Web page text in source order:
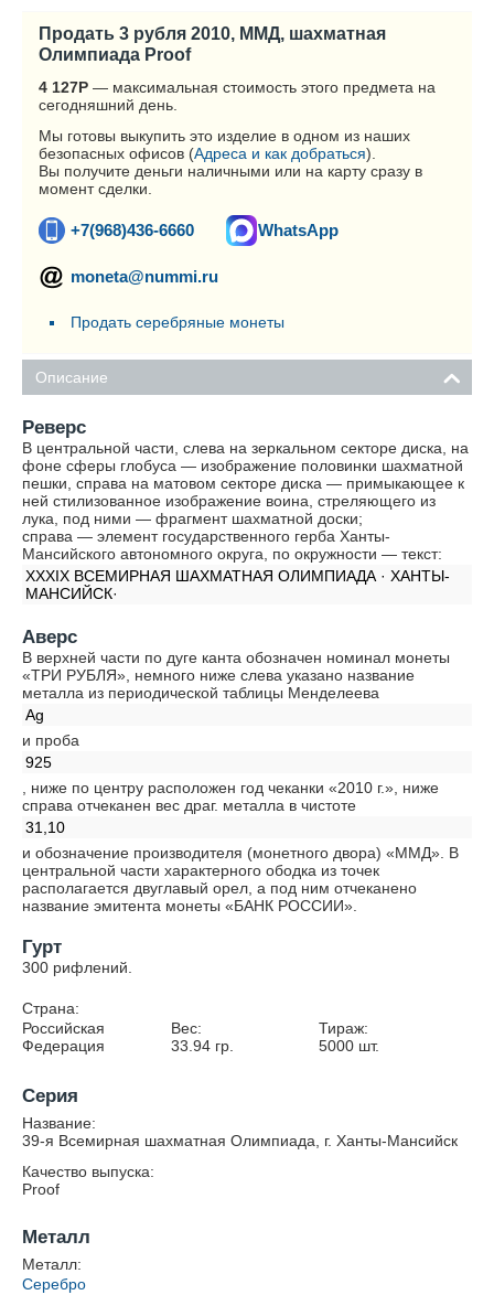
Продать 3 рубля 2010, ММД, шахматная
Олимпиада Proof
4 127Р — максимальная стоимость этого предмета на
сегодняшний день.
Мы готовы выкупить это изделие в одном из наших
безопасных офисов (Адреса и как добраться).
Вы получите деньги наличными или на карту сразу в
момент сделки.
+7(968)436-6660 WhatsApp
moneta@nummi.ru
Продать серебряные монеты
Описание
Реверс
В центральной части, слева на зеркальном секторе диска, на
фоне сферы глобуса — изображение половинки шахматной
пешки, справа на матовом секторе диска — примыкающее к
ней стилизованное изображение воина, стреляющего из
лука, под ними — фрагмент шахматной доски;
справа — элемент государственного герба Ханты-
Мансийского автономного округа, по окружности — текст:
XXXIX ВСЕМИРНАЯ ШАХМАТНАЯ ОЛИМПИАДА · ХАНТЫ-
МАНСИЙСК·
Аверс
В верхней части по дуге канта обозначен номинал монеты
«ТРИ РУБЛЯ», немного ниже слева указано название
металла из периодической таблицы Менделеева
Ag
и проба
925
, ниже по центру расположен год чеканки «2010 г.», ниже
справа отчеканен вес драг. металла в чистоте
31,10
и обозначение производителя (монетного двора) «ММД». В
центральной части характерного ободка из точек
располагается двуглавый орел, а под ним отчеканено
название эмитента монеты «БАНК РОССИИ».
Гурт
300 рифлений.
Страна:
Российская
Федерация
Вес:
33.94гр.
Тираж:
5000 шт.
Серия
Название:
39-я Всемирная шахматная Олимпиада, г. Ханты-Мансийск
Качество выпуска:
Proof
Металл
Металл:
Серебро